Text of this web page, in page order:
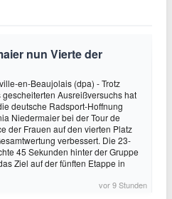
nun Vierte der
en-Beaujolais (dpa) - Trotz
gescheiterten Ausreißversuchs hat
deutsche Radsport-Hoffnung
Niedermaier bei der Tour de
der Frauen auf den vierten Platz
verbessert. Die 23-
45 Sekunden hinter der Gruppe
Ziel auf der fünften Etappe in
vor 9 Stunden